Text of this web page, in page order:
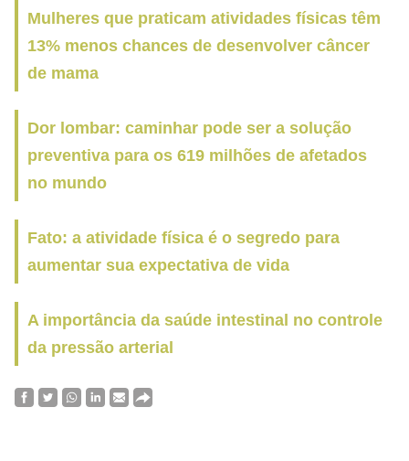
Mulheres que praticam atividades físicas têm
13% menos chances de desenvolver câncer
de mama
Dor lombar: caminhar pode ser a solução
preventiva para os 619 milhões de afetados
no mundo
Fato: a atividade física é o segredo para
aumentar sua expectativa de vida
A importância da saúde intestinal no controle
da pressão arterial